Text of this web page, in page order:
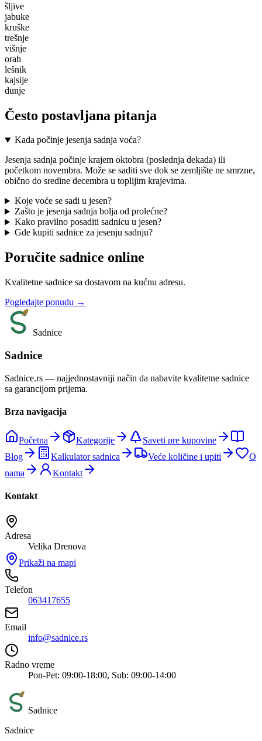
šljive
jabuke
kruške
trešnje
višnje
orah
lešnik
kajsije
dunje
Često postavljana pitanja
Kada počinje jesenja sadnja voća?
Jesenja sadnja počinje krajem oktobra (poslednja dekada) ili
početkom novembra. Može se saditi sve dok se zemljište ne smrzne,
obično do sredine decembra u toplijim krajevima.
Koje voće se sadi u jesen?
Zašto je jesenja sadnja bolja od prolećne?
Kako pravilno posaditi sadnicu u jesen?
Gde kupiti sadnice za jesenju sadnju?
Poručite sadnice online
Kvalitetne sadnice sa dostavom na kućnu adresu.
Pogledajte ponudu →
Sadnice
Sadnice
Sadnice.rs — najjednostavniji način da nabavite kvalitetne sadnice
sa garancijom prijema.
Brza navigacija
Početna Kategorije
Saveti pre kupovine
Blog
Kalkulator sadnica Veće količine i upiti
O
nama
Kontakt
Kontakt
Adresa
Velika Drenova
Prikaži na mapi
Telefon
063417655
Email
info@sadnice.rs
Radno vreme
Pon-Pet: 09:00-18:00, Sub: 09:00-14:00
Sadnice
Sadnice